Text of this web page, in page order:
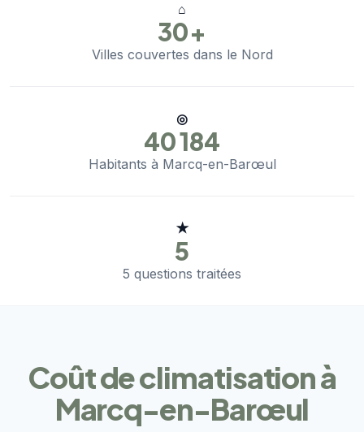
⌂
30+
Villes couvertes dans le Nord
◎
40 184
Habitants à Marcq-en-Barœul
★
5
5 questions traitées
Coût de climatisation à
Marcq-en-Barœul